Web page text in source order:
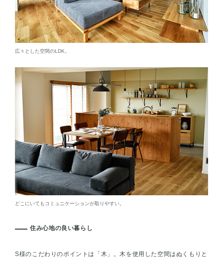
広々とした空間のLDK。
どこにいてもコミュニケーションが取りやすい。
住み心地の良い暮らし
S様のこだわりのポイントは「木」。木を使用した空間はぬくもりと